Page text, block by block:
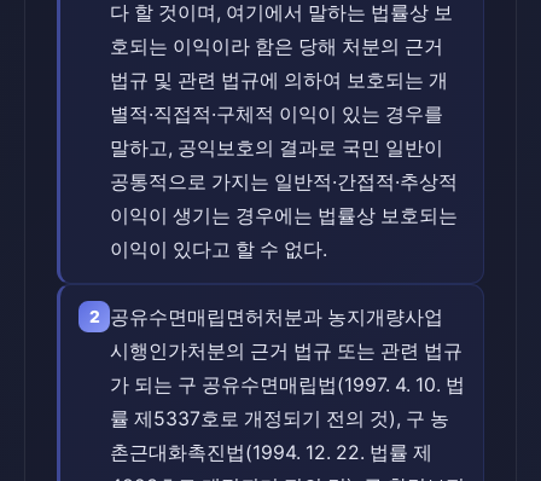
다 할 것이며, 여기에서 말하는 법률상 보
호되는 이익이라 함은 당해 처분의 근거
법규 및 관련 법규에 의하여 보호되는 개
별적·직접적·구체적 이익이 있는 경우를
말하고, 공익보호의 결과로 국민 일반이
공통적으로 가지는 일반적·간접적·추상적
이익이 생기는 경우에는 법률상 보호되는
이익이 있다고 할 수 없다.
2 공유수면매립면허처분과 농지개량사업
시행인가처분의 근거 법규 또는 관련 법규
가 되는 구 공유수면매립법(1997. 4. 10. 법
률 제5337호로 개정되기 전의 것), 구 농
촌근대화촉진법(1994. 12. 22. 법률 제